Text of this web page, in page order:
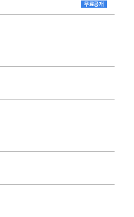
무료공개